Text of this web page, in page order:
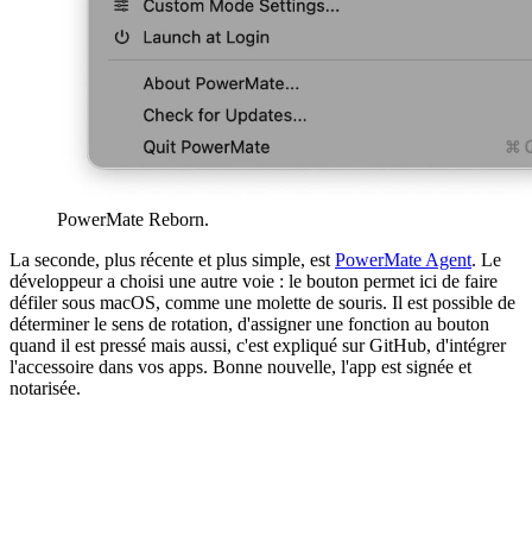
PowerMate Reborn.
La seconde, plus récente et plus simple, est PowerMate Agent. Le
développeur a choisi une autre voie : le bouton permet ici de faire
défiler sous macOS, comme une molette de souris. Il est possible de
déterminer le sens de rotation, d'assigner une fonction au bouton
quand il est pressé mais aussi, c'est expliqué sur GitHub, d'intégrer
l'accessoire dans vos apps. Bonne nouvelle, l'app est signée et
notarisée.